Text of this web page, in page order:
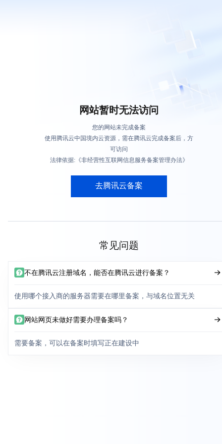
网站暂时无法访问
您的网站未完成备案
使用腾讯云中国境内云资源，需在腾讯云完成备案后，方
可访问
法律依据:《非经营性互联网信息服务备案管理办法》
去腾讯云备案
常见问题
不在腾讯云注册域名，能否在腾讯云进行备案？
使用哪个接入商的服务器需要在哪里备案，与域名位置无关
网站网页未做好需要办理备案吗？
需要备案，可以在备案时填写正在建设中